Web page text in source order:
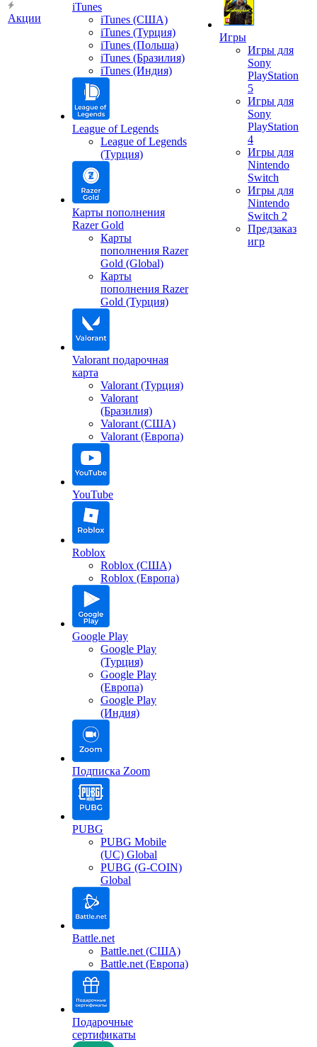
Акции
iTunes
iTunes (США)
iTunes (Турция)
iTunes (Польша)
iTunes (Бразилия)
iTunes (Индия)
League of Legends
League of Legends
(Турция)
Карты пополнения
Razer Gold
Карты
пополнения Razer
Gold (Global)
Карты
пополнения Razer
Gold (Турция)
Valorant подарочная
карта
Valorant (Турция)
Valorant
(Бразилия)
Valorant (США)
Valorant (Европа)
YouTube
Roblox
Roblox (США)
Roblox (Европа)
Google Play
Google Play
(Турция)
Google Play
(Европа)
Google Play
(Индия)
Подписка Zoom
PUBG
PUBG Mobile
(UC) Global
PUBG (G-COIN)
Global
Battle.net
Battle.net (США)
Battle.net (Европа)
Подарочные
сертификаты
Игры
Игры для
Sony
PlayStation
5
Игры для
Sony
PlayStation
4
Игры для
Nintendo
Switch
Игры для
Nintendo
Switch 2
Предзаказ
игр